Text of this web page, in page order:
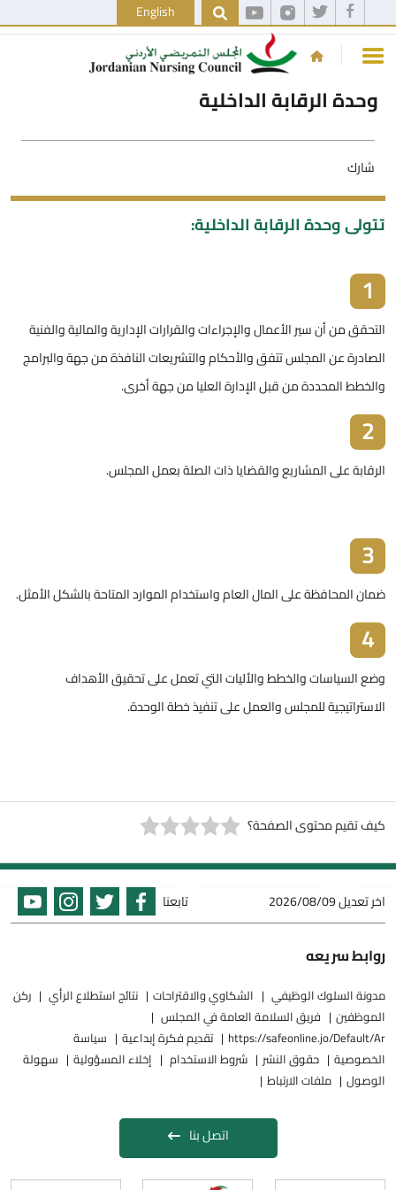
English
وحدة الرقابة الداخلية
شارك
تتولى وحدة الرقابة الداخلية:
1
التحقق من أن سير الأعمال والإجراءات والقرارات الإدارية والمالية والفنية
الصادرة عن المجلس تتفق والأحكام والتشريعات النافذة من جهة والبرامج
والخطط المحددة من قبل الإدارة العليا من جهة أخرى.
2
الرقابة على المشاريع والقضايا ذات الصلة بعمل المجلس.
3
ضمان المحافظة على المال العام واستخدام الموارد المتاحة بالشكل الأمثل.
4
وضع السياسات والخطط والأليات التي تعمل على تحقيق الأهداف
الاستراتيجية للمجلس والعمل على تنفيذ خطة الوحدة.
كيف تقيم محتوى الصفحة؟
اخر تعديل2026/08/09 تابعنا
روابط سريعه
مدونة السلوك الوظيفي الشكاوي والاقتراحات نتائج استطلاع الرأي
ركن
الموظفين
فريق السلامة العامة في المجلس
https://safeonline.jo/Default/Ar
تقديم فكرة إبداعية
سياسة
الخصوصية
حقوق النشر شروط الاستخدام إخلاء المسؤولية
سهولة
الوصول
ملفات الارتباط
اتصل بنا